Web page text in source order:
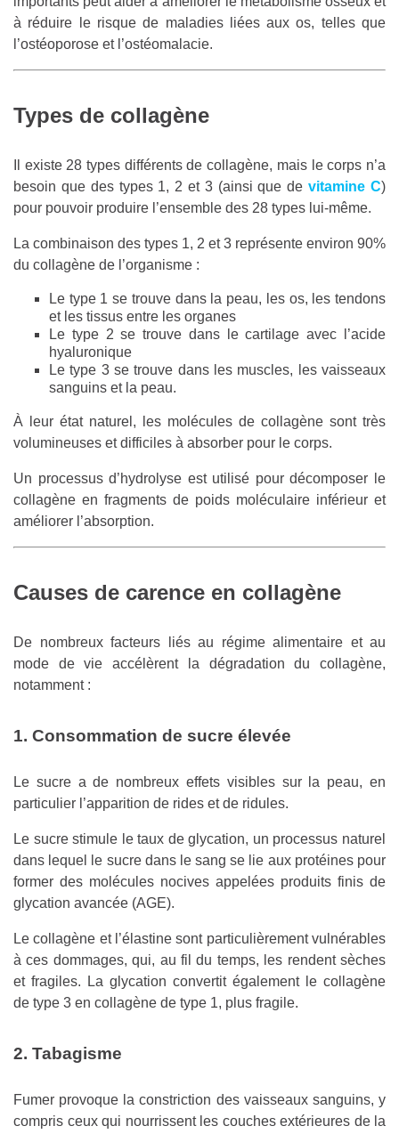
à réduire le risque de maladies liées aux os, telles que
l’ostéoporose et l’ostéomalacie.
Types de collagène
Il existe 28 types différents de collagène, mais le corps n’a
besoin que des types 1, 2 et 3 (ainsi que devitamine C)
pour pouvoir produire l’ensemble des 28 types lui-même.
La combinaison des types 1, 2 et 3 représente environ 90%
du collagène de l’organisme :
Le type 1 se trouve dans la peau, les os, les tendons
et les tissus entre les organes
Le type 2 se trouve dans le cartilage avec l’acide
hyaluronique
Le type 3 se trouve dans les muscles, les vaisseaux
sanguins et la peau.
À leur état naturel, les molécules de collagène sont très
volumineuses et difficiles à absorber pour le corps.
Un processus d’hydrolyse est utilisé pour décomposer le
collagène en fragments de poids moléculaire inférieur et
améliorer l’absorption.
Causes de carence en collagène
De nombreux facteurs liés au régime alimentaire et au
mode de vie accélèrent la dégradation du collagène,
notamment :
1. Consommation de sucre élevée
Le sucre a de nombreux effets visibles sur la peau, en
particulier l’apparition de rides et de ridules.
Le sucre stimule le taux de glycation, un processus naturel
dans lequel le sucre dans le sang se lie aux protéines pour
former des molécules nocives appelées produits finis de
glycation avancée (AGE).
Le collagène et l’élastine sont particulièrement vulnérables
à ces dommages, qui, au fil du temps, les rendent sèches
et fragiles. La glycation convertit également le collagène
de type 3 en collagène de type 1, plus fragile.
2. Tabagisme
Fumer provoque la constriction des vaisseaux sanguins, y
compris ceux qui nourrissent les couches extérieures de la